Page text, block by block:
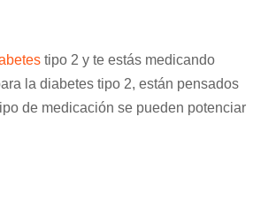
tipo 2 y te estás medicando
la diabetes tipo 2, están pensados
de medicación se pueden potenciar